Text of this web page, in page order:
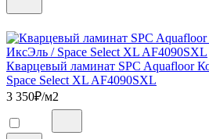
Кварцевый ламинат SPC Aquafloor
Space Select XL AF4090SXL
3 350₽/м2